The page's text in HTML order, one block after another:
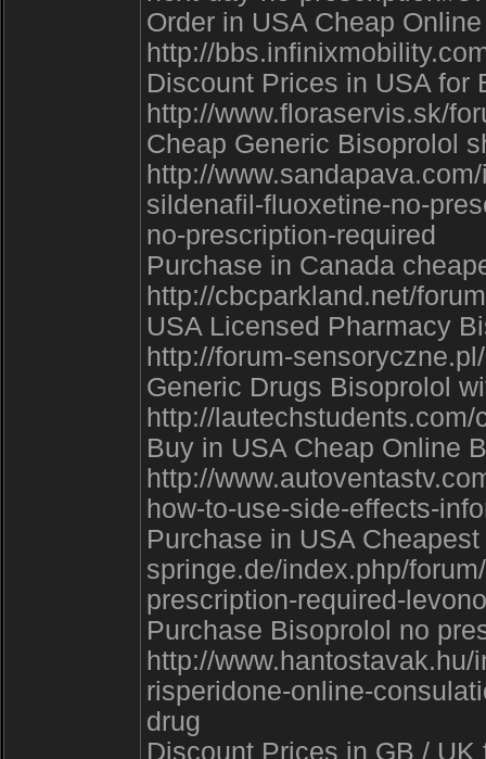
Order in USA Cheap
http://
Discount Prices in USA for
http://www.floraservis.sk/
Cheap Generic Bisoprolol
http://
sildenafil-fluoxetine-no-
no-prescription-required
Purchase in Canada
http://cbcparkland.net/
USA Licensed Pharmacy
http://forum-
Generic Drugs Bisoprolol
http://
Buy in USA Cheap Online
http://
how-to-use-side-effects-
Purchase in USA
springe.de/index.php/
prescription-required-
Purchase Bisoprolol no
http://
risperidone-online-
drug
Discount Prices in GB /